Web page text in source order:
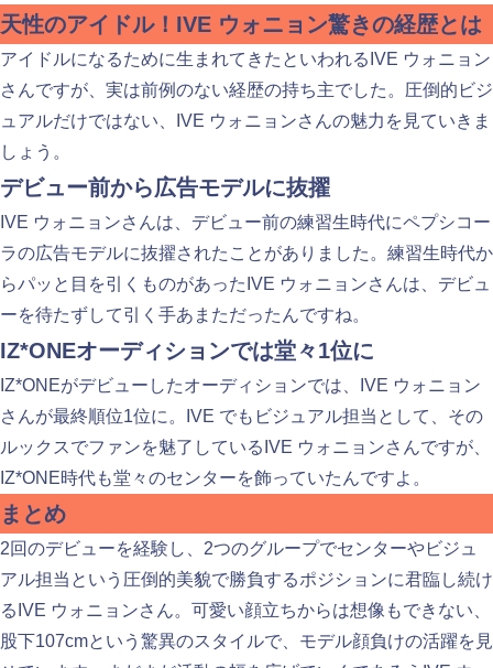
天性のアイドル！IVE ウォニョン驚きの経歴とは
アイドルになるために生まれてきたといわれるIVE ウォニョン
さんですが、実は前例のない経歴の持ち主でした。圧倒的ビジ
ュアルだけではない、IVE ウォニョンさんの魅力を見ていきま
しょう。
デビュー前から広告モデルに抜擢
IVE ウォニョンさんは、デビュー前の練習生時代にペプシコー
ラの広告モデルに抜擢されたことがありました。練習生時代か
らパッと目を引くものがあったIVE ウォニョンさんは、デビュ
ーを待たずして引く手あまただったんですね。
IZ*ONEオーディションでは堂々1位に
IZ*ONEがデビューしたオーディションでは、IVE ウォニョン
さんが最終順位1位に。IVE でもビジュアル担当として、その
ルックスでファンを魅了しているIVE ウォニョンさんですが、
IZ*ONE時代も堂々のセンターを飾っていたんですよ。
まとめ
2回のデビューを経験し、2つのグループでセンターやビジュ
アル担当という圧倒的美貌で勝負するポジションに君臨し続け
るIVE ウォニョンさん。可愛い顔立ちからは想像もできない、
股下107cmという驚異のスタイルで、モデル顔負けの活躍を見